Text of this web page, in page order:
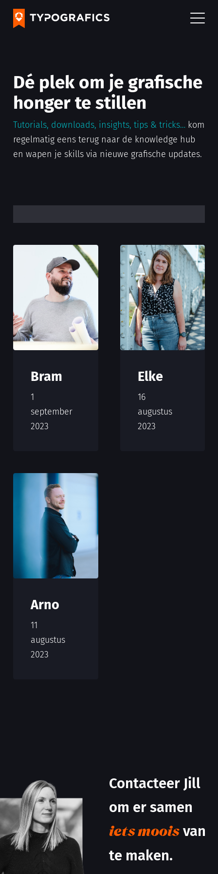
Dé plek om je grafische
honger te stillen
Tutorials, downloads, insights, tips & tricks… kom
regelmatig eens terug naar de knowledge hub
en wapen je skills via nieuwe grafische updates.
Bram
1
september
2023
Elke
16
augustus
2023
Arno
11
augustus
2023
Contacteer Jill
om er samen
iets moois van
te maken.